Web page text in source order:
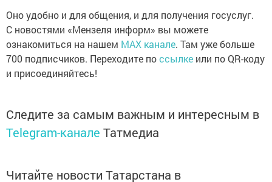
Оно удобно и для общения, и для получения госуслуг.
С новостями «Мензеля информ» вы можете
ознакомиться на нашем MAX канале. Там уже больше
700 подписчиков. Переходите поссылке или по QR-коду
и присоединяйтесь!
Следите за самым важным и интересным в
Telegram-канале Татмедиа
Читайте новости Татарстана в